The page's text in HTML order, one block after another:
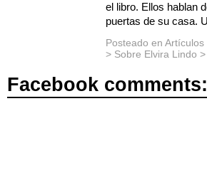
el libro. Ellos hablan
puertas de su casa.
Posteado en Artículos
> Sobre Elvira Lindo >
Facebook comments: